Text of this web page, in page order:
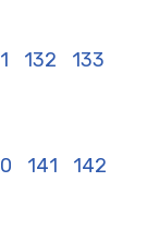
132 133
141 142